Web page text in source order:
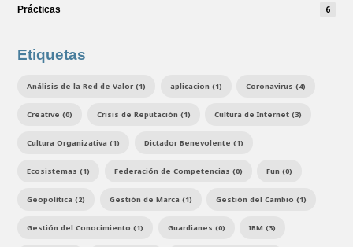
Prácticas 6
Etiquetas
Análisis de la Red de Valor (1) aplicacion (1) Coronavirus (4)
Creative (0) Crisis de Reputación (1) Cultura de Internet (3)
Cultura Organizativa (1) Dictador Benevolente (1)
Ecosistemas (1) Federación de Competencias (0) Fun (0)
Geopolítica (2) Gestión de Marca (1) Gestión del Cambio (1)
Gestión del Conocimiento (1) Guardianes (0) IBM (3)